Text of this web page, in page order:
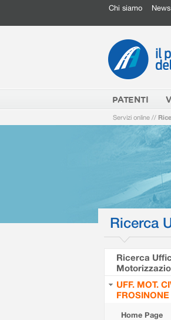
Chi siamo
PATENTI
Servizi online //
Ricerca
Ricerca
UFF. MOT.
FROSINONE
Home Page